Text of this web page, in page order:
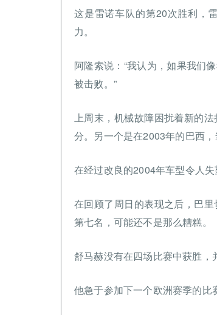
这是雷诺车队的第20次胜利，
力。
阿隆索说：“我认为，如果我们
被击败。”
上周末，机械故障困扰着新的
分。另一个是在2003年的巴西，
在经过改良的2004年车型令人
在回顾了周日的表现之后，巴
第七名，可能还不是那么糟糕。
舒马赫没有在四场比赛中获胜，
他急于参加下一个欧洲赛季的比